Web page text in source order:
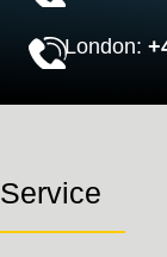
London:
Service